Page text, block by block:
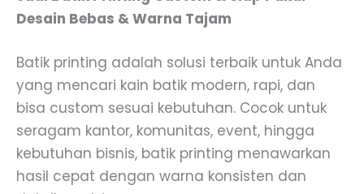
Desain Bebas & Warna Tajam
Batik printing adalah solusi terbaik untuk Anda
yang mencari kain batik modern, rapi, dan
bisa custom sesuai kebutuhan. Cocok untuk
seragam kantor, komunitas, event, hingga
kebutuhan bisnis, batik printing menawarkan
hasil cepat dengan warna konsisten dan